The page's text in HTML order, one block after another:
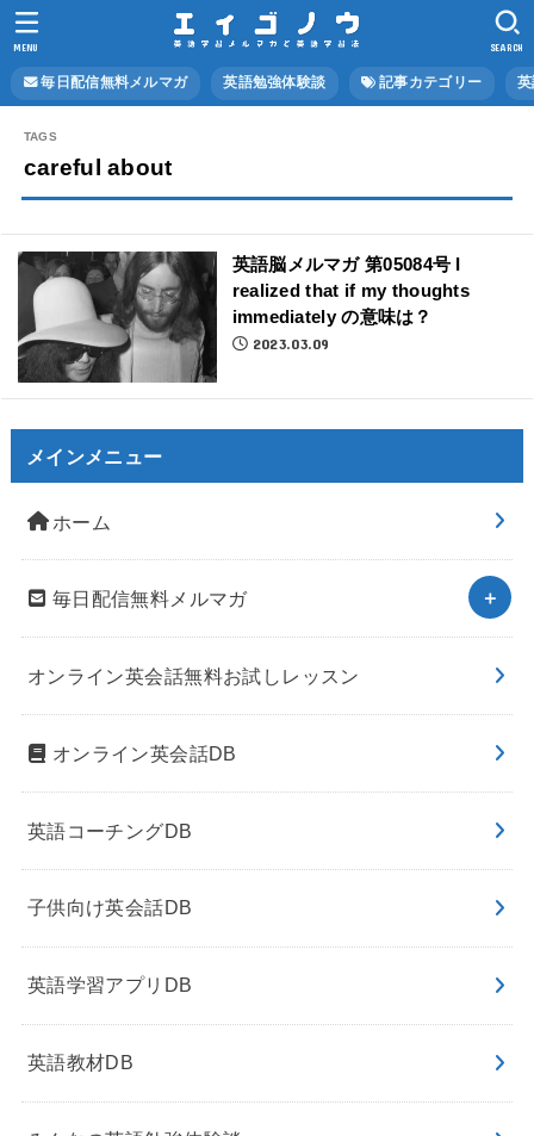
毎日配信無料メルマガ 英語勉強体験談 記事カテゴリー
SEARCH
MENU
careful about
英語脳メルマガ 第05084号 I
realized that if my thoughts
immediately の意味は？
2023.03.09
メインメニュー
ホーム
毎日配信無料メルマガ
オンライン英会話無料お試しレッスン
オンライン英会話DB
英語コーチングDB
子供向け英会話DB
英語学習アプリDB
英語教材DB